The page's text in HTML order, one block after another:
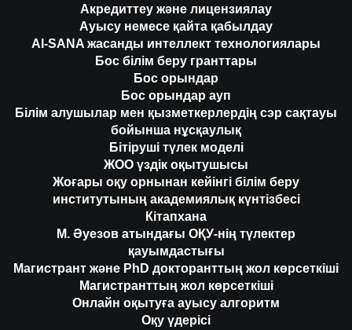
Акредиттеу және лицензиялау
Ауысу немесе қайта қабылдау
AI-SANA жасанды интеллект технологиялары
Бос білім беру гранттары
Бос орындар
Бос орындар ауп
Білім алушылар мен қызметкерлердің сэр сақтауы
бойынша нұсқаулық
Бітіруші түлек моделі
ЖОО үздік оқытушысы
Жоғары оқу орнынан кейінгі білім беру
институтының академиялық күнтізбесі
Кітапхана
М. Әуезов атындағы ОҚУ-нің түлектер
қауымдастығы
Магистрант және PhD докторанттың жол көрсеткіші
Магистранттың жол көрсеткіші
Онлайн оқытуға ауысу алгоритм
Оқу үдерісі